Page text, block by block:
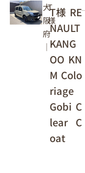
大
阪
府
｜
T
様
T様 RE
NAULT
KANG
OO KN
M Colo
riage
Gobi C
lear C
oat